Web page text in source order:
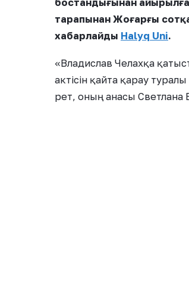
бостандығынан
тарапынан Жоғарғы сотқа
хабарлайды Halyq Uni.
«Владислав Челахқа
актісін қайта қарау
рет, оның анасы Светлана